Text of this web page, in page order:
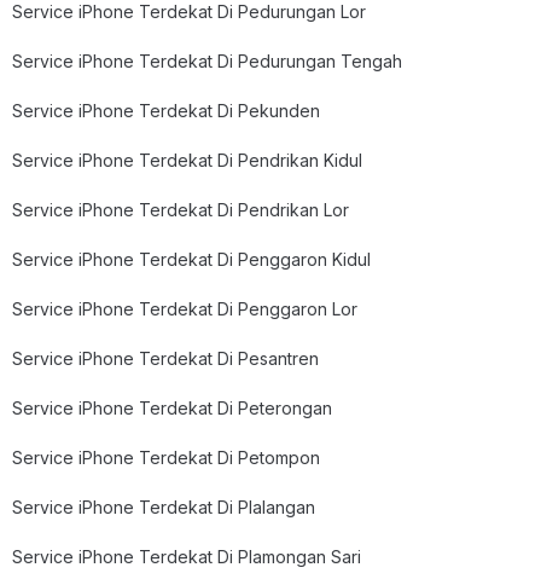
Service iPhone Terdekat Di Pedurungan Lor
Service iPhone Terdekat Di Pedurungan Tengah
Service iPhone Terdekat Di Pekunden
Service iPhone Terdekat Di Pendrikan Kidul
Service iPhone Terdekat Di Pendrikan Lor
Service iPhone Terdekat Di Penggaron Kidul
Service iPhone Terdekat Di Penggaron Lor
Service iPhone Terdekat Di Pesantren
Service iPhone Terdekat Di Peterongan
Service iPhone Terdekat Di Petompon
Service iPhone Terdekat Di Plalangan
Service iPhone Terdekat Di Plamongan Sari